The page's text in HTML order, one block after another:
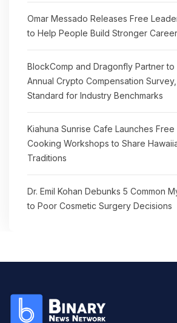
Omar Messado Releases Free
to Help People Build Stronger
BlockComp and Dragonfly Partner to
Annual Crypto Compensation
Standard for Industry Benchmarks
Kiahuna Sunrise Cafe Launches
Cooking Workshops to Share
Traditions
Dr. Emil Kohan Debunks 5 Common
to Poor Cosmetic Surgery Decisions